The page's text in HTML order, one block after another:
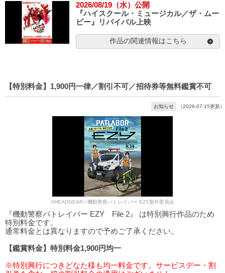
2026/08/19（水）公開
『ハイスクール・ミュージカル／ザ・ムー
ビー』リバイバル上映
作品の関連情報はこちら
【特別料金】1,900円一律／割引不可／招待券等無料鑑賞不可
お知らせ （2026-07-15更新）
©HEADGEAR / 機動警察パトレイバー EZY製作委員会
『機動警察パトレイバー EZY File 2』 は特別興行作品のため
特別料金です。
通常料金とは異なりますので予めご了承ください。
【鑑賞料金】特別料金1,900円均一
※特別興行につきどなた様も均一料金です。サービスデー・割